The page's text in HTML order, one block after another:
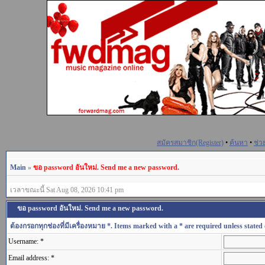
สมัครสมาชิก(Register) • ค้นหา • ช่ว
Main » ขอ password อันใหม่. Send me a new password.
เวลาขณะนี้ Sat Aug 08, 2026 10:41 pm
ขอ password อันใหม่. Send me a new password.
ต้องกรอกทุกช่องที่มีเครื่องหมาย *. Items marked with a * are required unless stated
Username: *
Email address: *